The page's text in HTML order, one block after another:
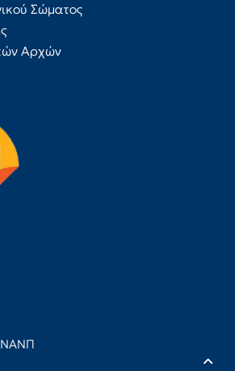
Σώματος
Αρχών